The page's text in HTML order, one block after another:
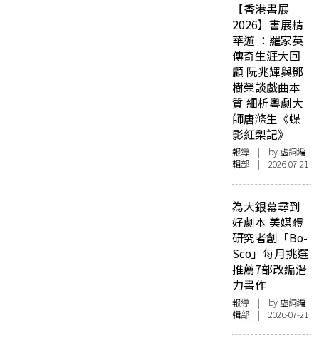
【香港書展
2026】書展精
華遊 ：羅家英
傳奇生涯大回
顧 阮兆輝與鄧
樹榮談戲曲本
質 細析粵劇大
師唐滌生《蝶
影紅梨記》
報導 | by 虛詞編
輯部 | 2026-07-21
為大銀幕尋到
好劇本 美媒體
研究者創「Bo-
Sco」每月挑選
推薦7部改編潛
力書作
報導 | by 虛詞編
輯部 | 2026-07-21